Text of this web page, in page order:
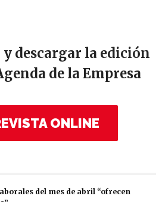
y descargar la edición
de la Empresa
ONLINE
del mes de abril “ofrecen